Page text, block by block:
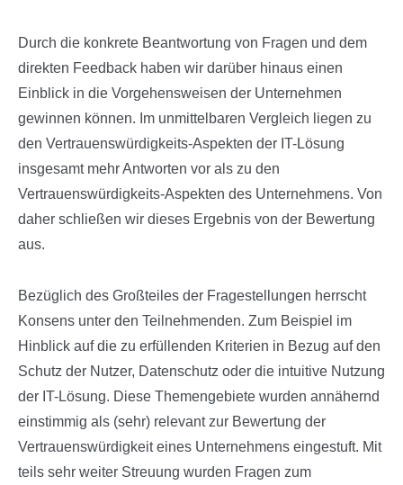
Durch die konkrete Beantwortung von Fragen und dem
direkten Feedback haben wir darüber hinaus einen
Einblick in die Vorgehensweisen der Unternehmen
gewinnen können. Im unmittelbaren Vergleich liegen zu
den Vertrauenswürdigkeits-Aspekten der IT-Lösung
insgesamt mehr Antworten vor als zu den
Vertrauenswürdigkeits-Aspekten des Unternehmens. Von
daher schließen wir dieses Ergebnis von der Bewertung
aus.
Bezüglich des Großteiles der Fragestellungen herrscht
Konsens unter den Teilnehmenden. Zum Beispiel im
Hinblick auf die zu erfüllenden Kriterien in Bezug auf den
Schutz der Nutzer, Datenschutz oder die intuitive Nutzung
der IT-Lösung. Diese Themengebiete wurden annähernd
einstimmig als (sehr) relevant zur Bewertung der
Vertrauenswürdigkeit eines Unternehmens eingestuft. Mit
teils sehr weiter Streuung wurden Fragen zum